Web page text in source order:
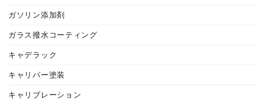
ガソリン添加剤
ガラス撥水コーティング
キャデラック
キャリパー塗装
キャリブレーション